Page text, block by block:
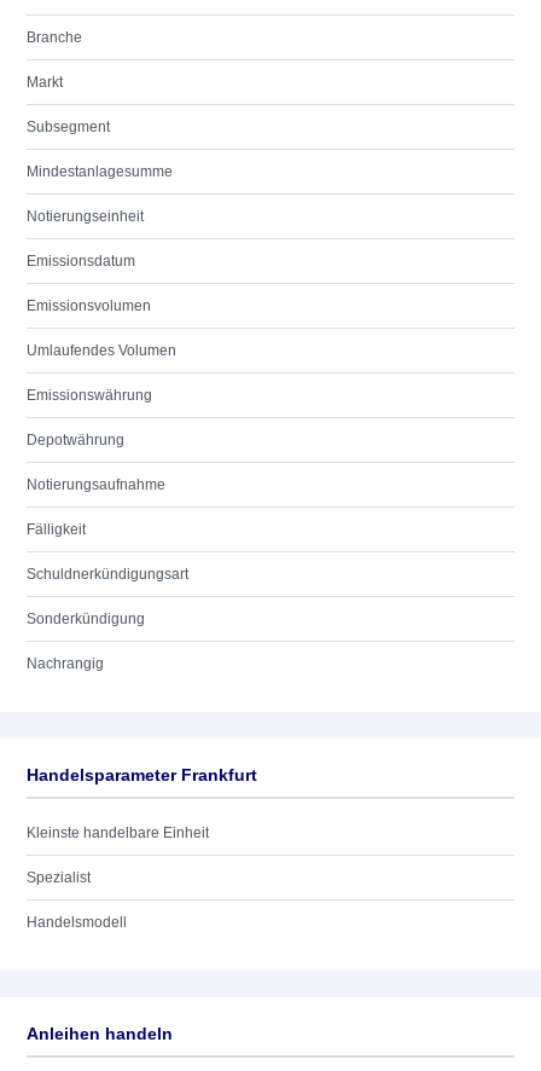
Branche
Markt
Subsegment
Mindestanlagesumme
Notierungseinheit
Emissionsdatum
Emissionsvolumen
Umlaufendes Volumen
Emissionswährung
Depotwährung
Notierungsaufnahme
Fälligkeit
Schuldnerkündigungsart
Sonderkündigung
Nachrangig
Handelsparameter Frankfurt
Kleinste handelbare Einheit
Spezialist
Handelsmodell
Anleihen handeln